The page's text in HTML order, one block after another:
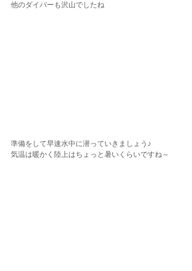
他のダイバーも沢山でしたね
準備をして早速水中に潜っていきましょう♪
気温は暖かく陸上はちょっと暑いくらいですね～